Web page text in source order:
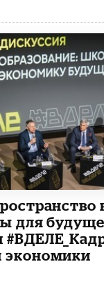
для
экономики